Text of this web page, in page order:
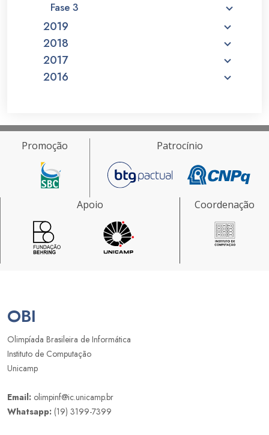
Fase 3
2019
2018
2017
2016
Promoção Patrocínio
Apoio Coordenação
OBI
Olimpíada Brasileira de Informática
Instituto de Computação
Unicamp
Email: olimpinf@ic.unicamp.br
Whatsapp: (19) 3199-7399